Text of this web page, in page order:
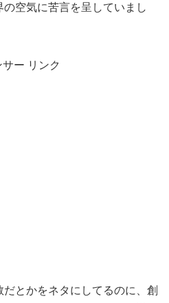
空気に苦言を呈していまし
ー リンク
とかをネタにしてるのに、創